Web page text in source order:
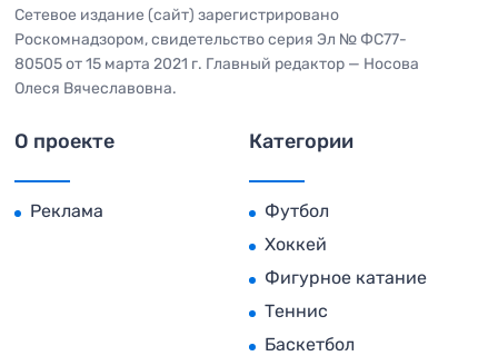
Сетевое издание (сайт) зарегистрировано
Роскомнадзором, свидетельство серия Эл № ФС77-
80505 от 15 марта 2021 г. Главный редактор — Носова
Олеся Вячеславовна.
О проекте
Реклама
Категории
Футбол
Хоккей
Фигурное катание
Теннис
Баскетбол